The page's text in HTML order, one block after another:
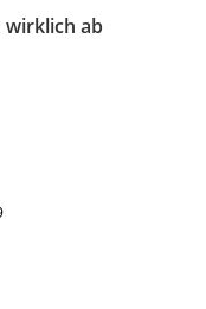
wirklich ab